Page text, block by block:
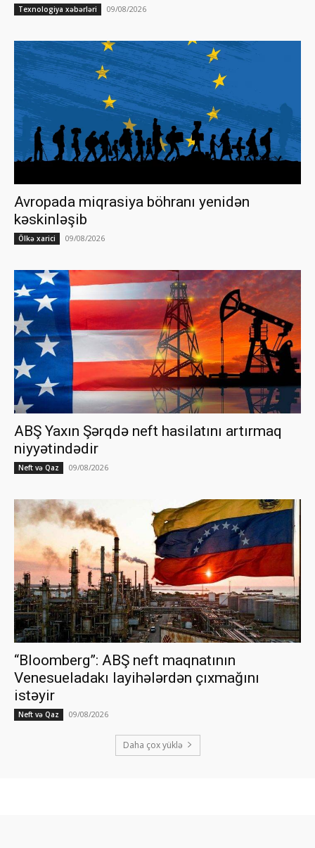
Texnologiya xəbərləri 09/08/2026
Avropada miqrasiya böhranı yenidən
kəskinləşib
Ölkə xarici 09/08/2026
ABŞ Yaxın Şərqdə neft hasilatını artırmaq
niyyətindədir
Neft və Qaz 09/08/2026
“Bloomberg”: ABŞ neft maqnatının
Venesueladakı layihələrdən çıxmağını
istəyir
Neft və Qaz 09/08/2026
Daha çox yüklə